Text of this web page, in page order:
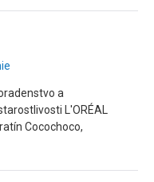
a
L'ORÉAL
Cocochoco,